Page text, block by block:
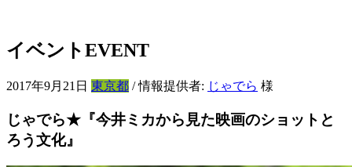
イベントEVENT
2017年9月21日 東京都 / 情報提供者: じゃでら 様
じゃでら★『今井ミカから見た映画のショットと
ろう文化』